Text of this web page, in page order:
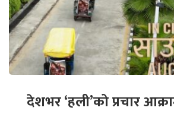
देशभर ‘हली’को प्रचार